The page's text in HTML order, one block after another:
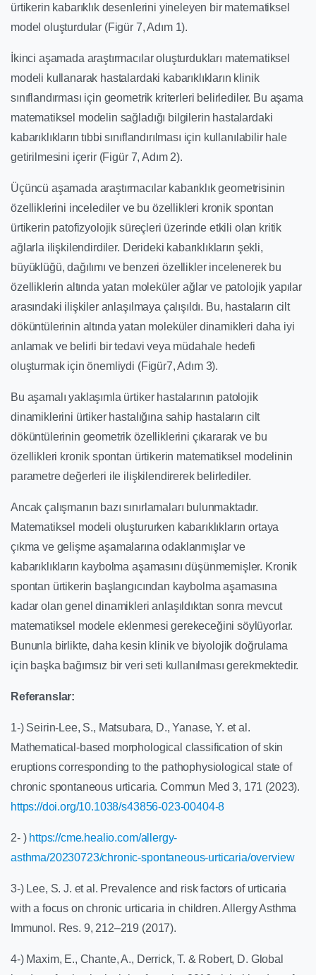
ürtikerin kabarıklık desenlerini yineleyen bir matematiksel
model oluşturdular (Figür 7, Adım 1).
İkinci aşamada araştırmacılar oluşturdukları matematiksel
modeli kullanarak hastalardaki kabarıklıkların klinik
sınıflandırması için geometrik kriterleri belirlediler. Bu aşama
matematiksel modelin sağladığı bilgilerin hastalardaki
kabarıklıkların tıbbi sınıflandırılması için kullanılabilir hale
getirilmesini içerir (Figür 7, Adım 2).
Üçüncü aşamada araştırmacılar kabarıklık geometrisinin
özelliklerini incelediler ve bu özellikleri kronik spontan
ürtikerin patofizyolojik süreçleri üzerinde etkili olan kritik
ağlarla ilişkilendirdiler. Derideki kabarıklıkların şekli,
büyüklüğü, dağılımı ve benzeri özellikler incelenerek bu
özelliklerin altında yatan moleküler ağlar ve patolojik yapılar
arasındaki ilişkiler anlaşılmaya çalışıldı. Bu, hastaların cilt
döküntülerinin altında yatan moleküler dinamikleri daha iyi
anlamak ve belirli bir tedavi veya müdahale hedefi
oluşturmak için önemliydi (Figür7, Adım 3).
Bu aşamalı yaklaşımla ürtiker hastalarının patolojik
dinamiklerini ürtiker hastalığına sahip hastaların cilt
döküntülerinin geometrik özelliklerini çıkararak ve bu
özellikleri kronik spontan ürtikerin matematiksel modelinin
parametre değerleri ile ilişkilendirerek belirlediler.
Ancak çalışmanın bazı sınırlamaları bulunmaktadır.
Matematiksel modeli oluştururken kabarıklıkların ortaya
çıkma ve gelişme aşamalarına odaklanmışlar ve
kabarıklıkların kaybolma aşamasını düşünmemişler. Kronik
spontan ürtikerin başlangıcından kaybolma aşamasına
kadar olan genel dinamikleri anlaşıldıktan sonra mevcut
matematiksel modele eklenmesi gerekeceğini söylüyorlar.
Bununla birlikte, daha kesin klinik ve biyolojik doğrulama
için başka bağımsız bir veri seti kullanılması gerekmektedir.
Referanslar:
1-) Seirin-Lee, S., Matsubara, D., Yanase, Y. et al.
Mathematical-based morphological classification of skin
eruptions corresponding to the pathophysiological state of
chronic spontaneous urticaria. Commun Med 3, 171 (2023).
https://doi.org/10.1038/s43856-023-00404-8
2- ) https://cme.healio.com/allergy-
asthma/20230723/chronic-spontaneous-urticaria/overview
3-) Lee, S. J. et al. Prevalence and risk factors of urticaria
with a focus on chronic urticaria in children. Allergy Asthma
Immunol. Res. 9, 212–219 (2017).
4-) Maxim, E., Chante, A., Derrick, T. & Robert, D. Global